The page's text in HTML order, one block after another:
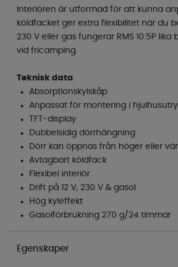
Interiören är utformad för att kunna
köldfacket ger extra flexibilitet när du
230 V eller gas fungerar RMS 10.5P
vid fricamping.
Teknisk data
Absorptionskylskåp
Anpassat för montering i
TFT-display
Dubbelsidig dörrhängning
Dörr kan öppnas från höger eller
Avtagbart köldfack
Flexibel interiör
Drift på 12 V, 230 V & gasol
Hög kyleffekt
Gasolförbrukning 270 g/24 timmar
Egenskaper